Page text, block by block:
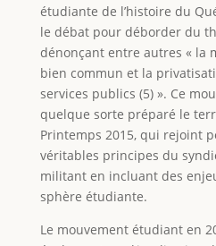
étudiante de l’histoire du
le débat pour déborder du
dénonçant entre autres « la
bien commun et la
services publics (5) ». Ce
quelque sorte préparé le
Printemps 2015, qui rejoint
véritables principes du
militant en incluant des
sphère étudiante.
Le mouvement étudiant en